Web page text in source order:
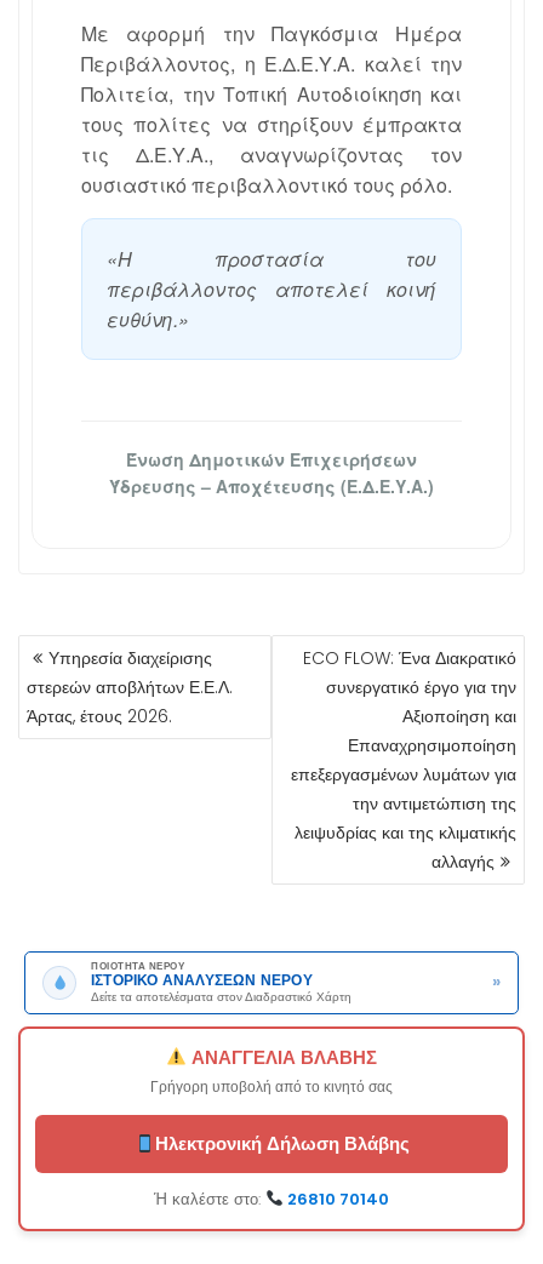
Με αφορμή την Παγκόσμια Ημέρα
Περιβάλλοντος, η Ε.Δ.Ε.Υ.Α. καλεί την
Πολιτεία, την Τοπική Αυτοδιοίκηση και
τους πολίτες να στηρίξουν έμπρακτα
τις Δ.Ε.Υ.Α., αναγνωρίζοντας τον
ουσιαστικό περιβαλλοντικό τους ρόλο.
«Η προστασία του
περιβάλλοντος αποτελεί κοινή
ευθύνη.»
Ένωση Δημοτικών Επιχειρήσεων
Ύδρευσης – Αποχέτευσης (Ε.Δ.Ε.Υ.Α.)
ΠΛΟΉΓΗΣΗ
ΆΡΘΡΩΝ
Υπηρεσία διαχείρισης
στερεών αποβλήτων Ε.Ε.Λ.
Άρτας, έτους 2026.
ECO FLOW: Ένα Διακρατικό
συνεργατικό έργο για την
Αξιοποίηση και
Επαναχρησιμοποίηση
επεξεργασμένων λυμάτων για
την αντιμετώπιση της
λειψυδρίας και της κλιματικής
αλλαγής
ΠΟΙΟΤΗΤΑ ΝΕΡΟΥ
ΙΣΤΟΡΙΚΟ ΑΝΑΛΥΣΕΩΝ ΝΕΡΟΥ
Δείτε τα αποτελέσματα στον Διαδραστικό Χάρτη
»
ΑΝΑΓΓΕΛΙΑ ΒΛΑΒΗΣ
Γρήγορη υποβολή από το κινητό σας
Ηλεκτρονική Δήλωση Βλάβης
Ή καλέστε στο: 26810 70140